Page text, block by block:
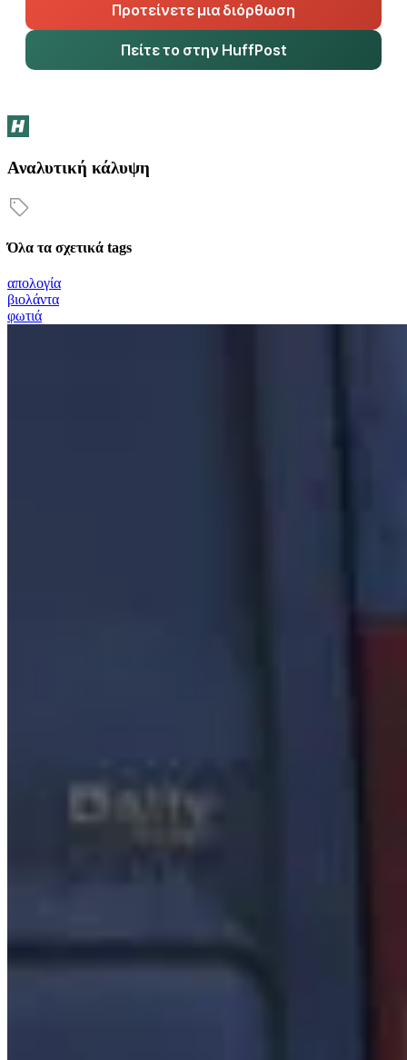
Προτείνετε μια διόρθωση
Πείτε το στην HuffPost
Αναλυτική κάλυψη
Όλα τα σχετικά tags
απολογία
βιολάντα
φωτιά